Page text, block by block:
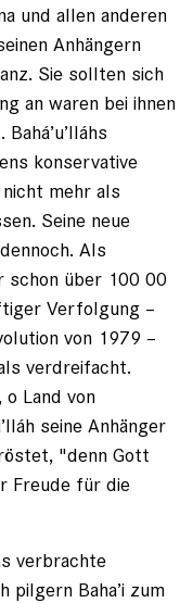
und allen anderen
Anhängern
Sie sollten sich
an waren bei ihnen
konservative
mehr als
Seine neue
Als
schon über 100 00
Ver­folgung –
von 1979 –
verdreifacht.
Land von
seine Anhänger
"denn Gott
­Freude für die
verbrachte
pilgern Baha’i zum